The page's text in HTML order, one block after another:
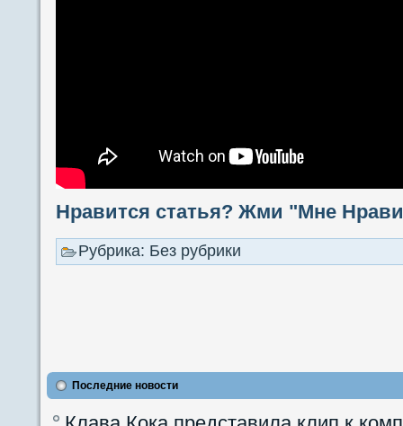
Нравится статья? Жми "Мне
Рубрика: Без рубрики
Последние новости